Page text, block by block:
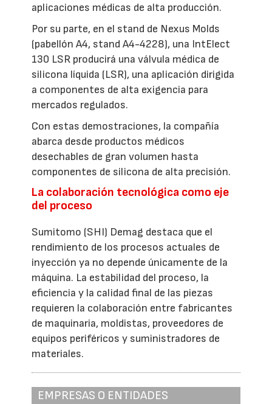
aplicaciones médicas de alta producción.
Por su parte, en el stand de Nexus Molds
(pabellón A4, stand A4-4228), una IntElect
130 LSR producirá una válvula médica de
silicona líquida (LSR), una aplicación dirigida
a componentes de alta exigencia para
mercados regulados.
Con estas demostraciones, la compañía
abarca desde productos médicos
desechables de gran volumen hasta
componentes de silicona de alta precisión.
La colaboración tecnológica como eje
del proceso
Sumitomo (SHI) Demag destaca que el
rendimiento de los procesos actuales de
inyección ya no depende únicamente de la
máquina. La estabilidad del proceso, la
eficiencia y la calidad final de las piezas
requieren la colaboración entre fabricantes
de maquinaria, moldistas, proveedores de
equipos periféricos y suministradores de
materiales.
EMPRESAS O ENTIDADES